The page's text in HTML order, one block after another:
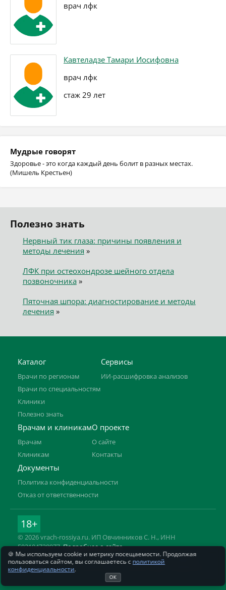
врач лфк
Кавтеладзе Тамари Иосифовна
врач лфк
стаж 29 лет
Мудрые говорят
Здоровье - это когда каждый день болит в разных местах.
(Мишель Крестьен)
Полезно знать
Нервный тик глаза: причины появления и
методы лечения »
ЛФК при остеохондрозе шейного отдела
позвоночника»
Пяточная шпора: диагностирование и методы
лечения »
Каталог
Врачи по регионам
Врачи по специальностям
Клиники
Полезно знать
Сервисы
ИИ-расшифровка анализов
Врачам и клиникам
Врачам
Клиникам
О проекте
О сайте
Контакты
Документы
Политика конфиденциальности
Отказ от ответственности
18+
© 2026 vrach-rossiya.ru. ИП Овчинников С. Н., ИНН
592104728977.Подробнее о сайте
Информация на сайте не заменяет приём врача. Имеются
противопоказания, необходима консультация специалиста.
🍪 Мы используем cookie и метрику посещаемости. Продолжая
пользоваться сайтом, вы соглашаетесь с политикой
конфиденциальности.
ОК